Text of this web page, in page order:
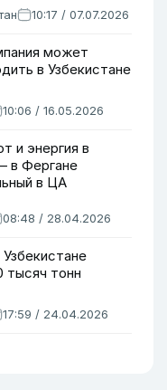
10:17 / 07.07.2026
может
в Узбекистане
10:06 / 16.05.2026
и энергия в
в Фергане
в ЦА
08:48 / 28.04.2026
тысяч тонн
17:59 / 24.04.2026